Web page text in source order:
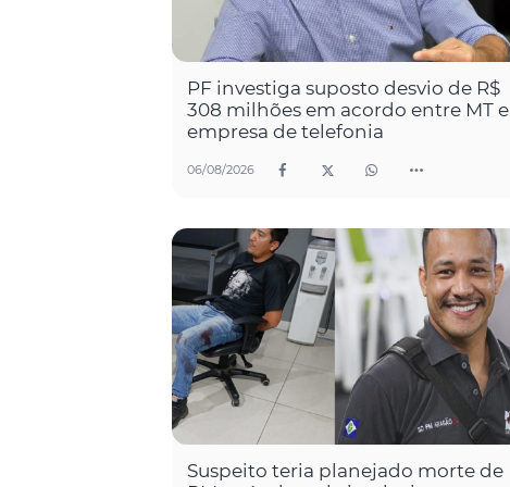
PF investiga suposto desvio de R$
308 milhões em acordo entre MT e
empresa de telefonia
06/08/2026
Suspeito teria planejado morte de